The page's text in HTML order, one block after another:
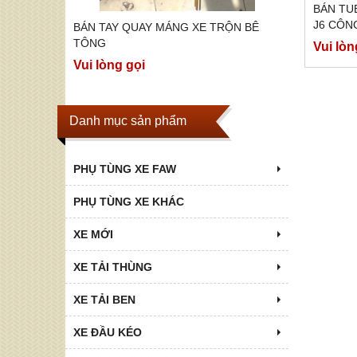
BÁN TAY QUAY MÁNG XE TRỘN BÊ
TÔNG
Vui lòng gọi
BÁN CÁC
Vui lòng
Danh mục sản phẩm
PHỤ TÙNG XE FAW
PHỤ TÙNG XE KHÁC
XE MỚI
XE TẢI THÙNG
XE TẢI BEN
XE ĐẦU KÉO
BÁN
J6
CHÍNH
Vui